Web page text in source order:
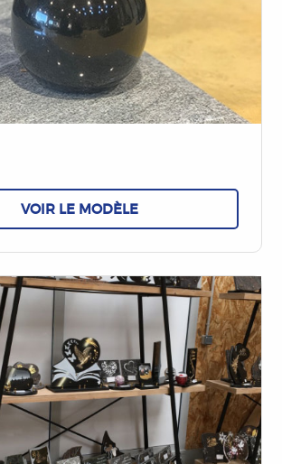
VOIR LE MODÈLE